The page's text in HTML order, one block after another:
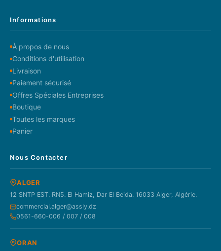
Informations
À propos de nous
Conditions d'utilisation
Livraison
Paiement sécurisé
Offres Spéciales Entreprises
Boutique
Toutes les marques
Panier
Nous Contacter
ALGER
12 SNTP EST. RN5. El Hamiz, Dar El Beida. 16033 Alger, Algérie.
commercial.alger@assly.dz
0561-660-006 / 007 / 008
ORAN